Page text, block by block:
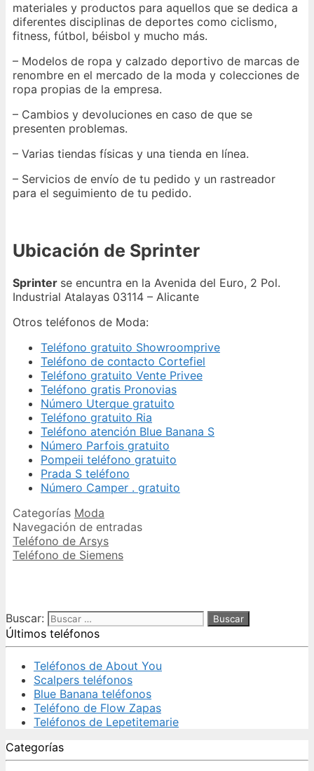
materiales y productos para aquellos que se dedica a
diferentes disciplinas de deportes como ciclismo,
fitness, fútbol, béisbol y mucho más.
– Modelos de ropa y calzado deportivo de marcas de
renombre en el mercado de la moda y colecciones de
ropa propias de la empresa.
– Cambios y devoluciones en caso de que se
presenten problemas.
– Varias tiendas físicas y una tienda en línea.
– Servicios de envío de tu pedido y un rastreador
para el seguimiento de tu pedido.
Ubicación de Sprinter
Sprinter se encuntra en la Avenida del Euro, 2 Pol.
Industrial Atalayas 03114 – Alicante
Otros teléfonos de Moda:
Teléfono gratuito Showroomprive
Teléfono de contacto Cortefiel
Teléfono gratuito Vente Privee
Teléfono gratis Pronovias
Número Uterque gratuito
Teléfono gratuito Ria
Teléfono atención Blue Banana S
Número Parfois gratuito
Pompeii teléfono gratuito
Prada S teléfono
Número Camper . gratuito
Categorías Moda
Navegación de entradas
Teléfono de Arsys
Teléfono de Siemens
Buscar:
Últimos teléfonos
Teléfonos de About You
Scalpers teléfonos
Blue Banana teléfonos
Teléfono de Flow Zapas
Teléfonos de Lepetitemarie
Categorías